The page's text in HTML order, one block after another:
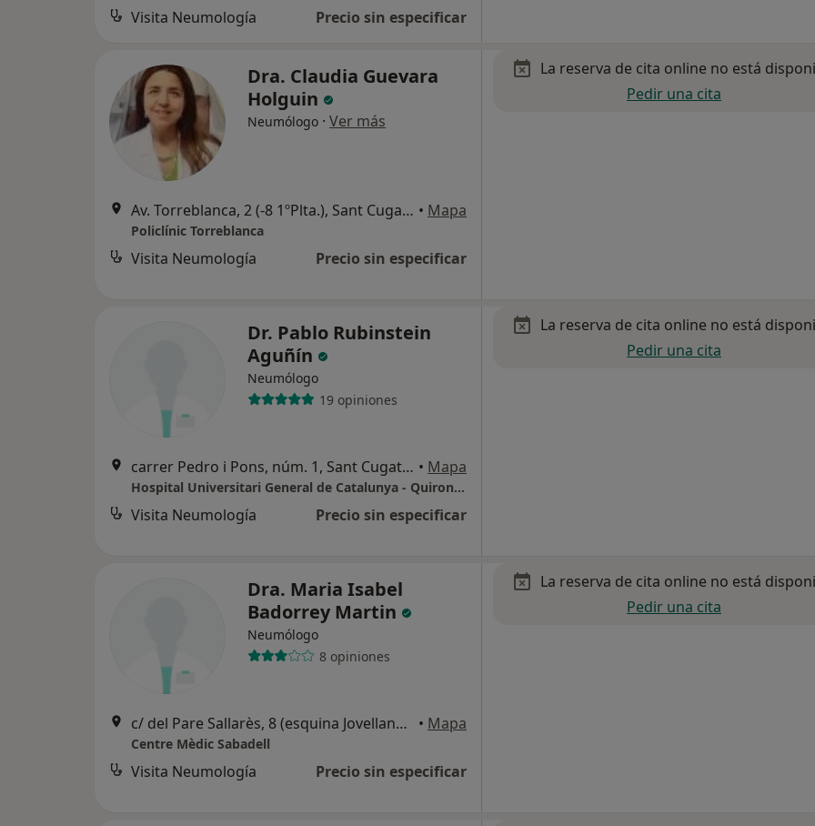
Visita Neumología Precio sin especificar
Dra. Claudia Guevara
Holguin
Neumólogo · Ver más
Av. Torreblanca, 2 (-8 1ºPlta.), Sant Cugat del Vallès • Mapa
Policlínic Torreblanca
Visita Neumología Precio sin especificar
La reserva de cita online no está
Pedir una cita
Dr. Pablo Rubinstein
Aguñín
Neumólogo
19 opiniones
carrer Pedro i Pons, núm. 1, Sant Cugat del Vallès • Mapa
Hospital Universitari General de Catalunya - QuironSalud
Visita Neumología Precio sin especificar
La reserva de cita online no está
Pedir una cita
Dra. Maria Isabel
Badorrey Martin
Neumólogo
8 opiniones
c/ del Pare Sallarès, 8 (esquina Jovellanos), Sabadell • Mapa
Centre Mèdic Sabadell
Visita Neumología Precio sin especificar
La reserva de cita online no está
Pedir una cita